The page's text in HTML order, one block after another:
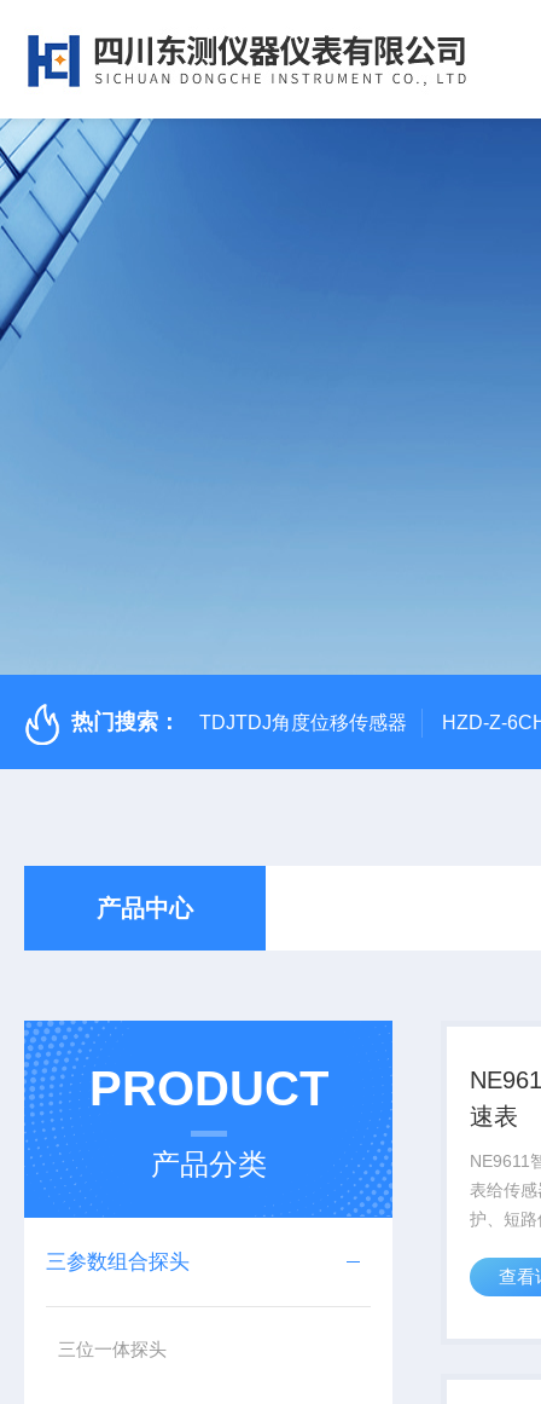
热门搜索： TDJTDJ角度位移传感器 HZD-Z-
产品中心
PRODUCT
产品分类
三参数组合探头
三位一体探头
速表
NE9611
表给传
护、短
查看